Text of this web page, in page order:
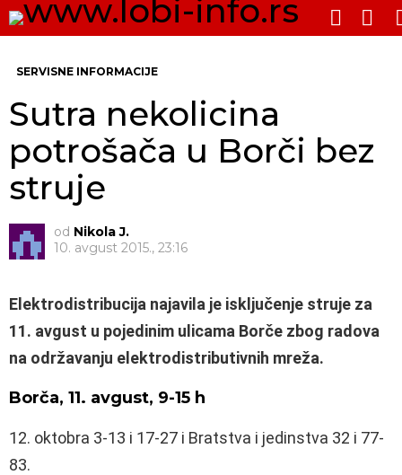
SWITCH
SKIN
SERVISNE INFORMACIJE
Sutra nekolicina
potrošača u Borči bez
struje
od Nikola J.
10. avgust 2015., 23:16
Elektrodistribucija najavila je isključenje struje za
11. avgust u pojedinim ulicama Borče zbog radova
na održavanju elektrodistributivnih mreža.
Borča, 11. avgust, 9-15 h
12. oktobra 3-13 i 17-27 i Bratstva i jedinstva 32 i 77-
83.